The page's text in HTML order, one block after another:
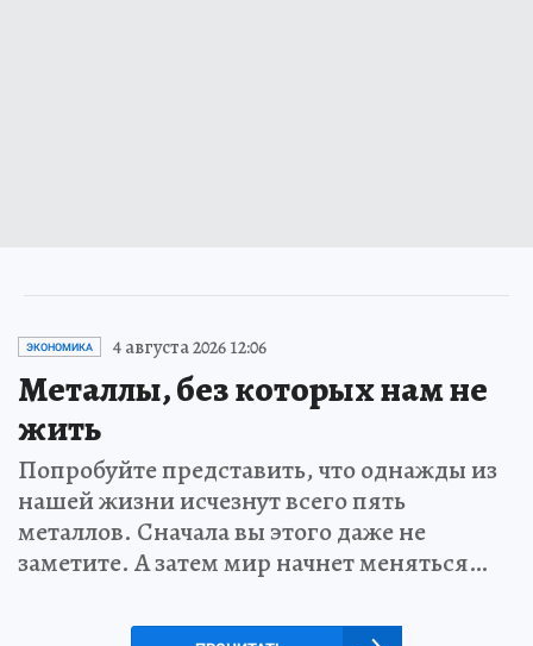
ЭКОНОМИКА 4 августа 2026 12:06
Металлы, без которых нам не
жить
Попробуйте представить, что однажды из
нашей жизни исчезнут всего пять
металлов. Сначала вы этого даже не
заметите. А затем мир начнет меняться…